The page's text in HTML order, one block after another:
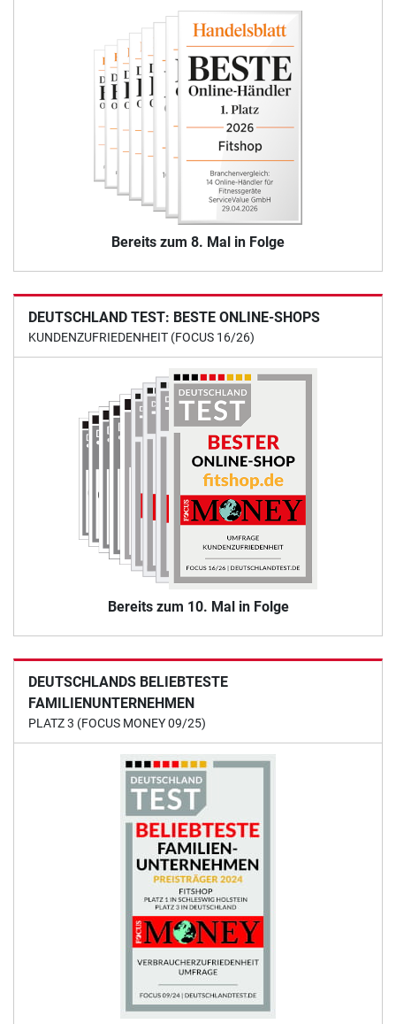
Bereits zum 8. Mal in Folge
DEUTSCHLAND TEST: BESTE ONLINE-SHOPS
KUNDENZUFRIEDENHEIT (FOCUS 16/26)
Bereits zum 10. Mal in Folge
DEUTSCHLANDS BELIEBTESTE
FAMILIENUNTERNEHMEN
PLATZ 3 (FOCUS MONEY 09/25)